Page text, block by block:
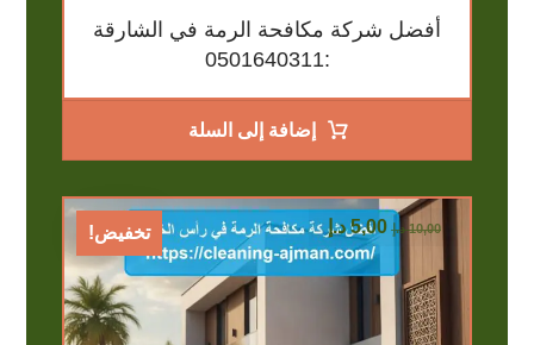
أفضل شركة مكافحة الرمة في الشارقة
:0501640311
إضافة إلى السلة
تخفيض! 10,00 د.إ 5,00 د.إ